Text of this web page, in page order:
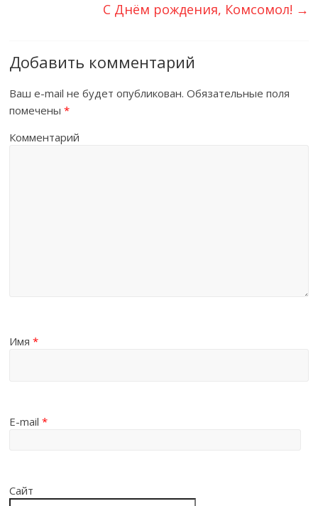
С Днём рождения, Комсомол! →
Добавить комментарий
Ваш e-mail не будет опубликован. Обязательные поля
помечены*
Комментарий
Имя*
E-mail*
Сайт